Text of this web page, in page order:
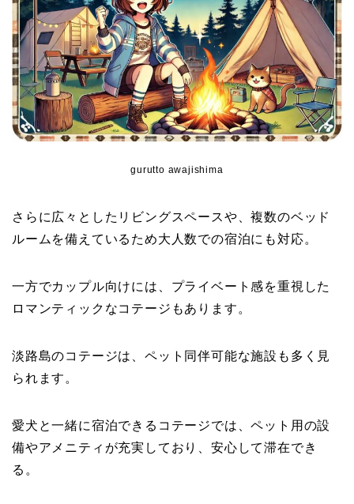
gurutto awajishima
さらに広々としたリビングスペースや、複数のベッド
ルームを備えているため大人数での宿泊にも対応。
一方でカップル向けには、プライベート感を重視した
ロマンティックなコテージもあります。
淡路島のコテージは、ペット同伴可能な施設も多く見
られます。
愛犬と一緒に宿泊できるコテージでは、ペット用の設
備やアメニティが充実しており、安心して滞在でき
る。